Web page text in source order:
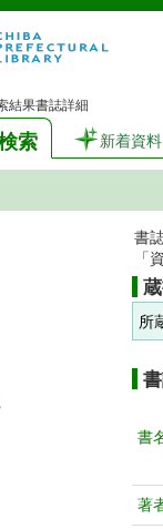
結果書誌詳細
索 新着資料
書
「
所
書
著